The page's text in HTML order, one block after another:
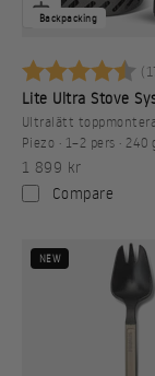
Backpacking
Betyg:
Lite Ultra Stove
Ultralätt
Piezo · 1–2 pers · 240
REA-pris
1 899 kr
Compare
NEW